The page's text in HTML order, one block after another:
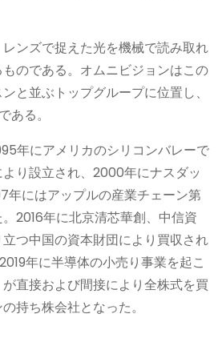
ンズで捉えた光を機械で読み取れ
のである。オムニビジョンはこの
と並ぶトップグループに位置し、
ある。
年にアメリカのシリコンバレーで
り設立され、2000年にナスダッ
年にはアップルの産業チェーン第
2016年に北京清芯華創、中信資
つ中国の資本財団により買収され
年に半導体の小売り事業を起こ
直接および間接により全株式を買
持ち株会社となった。